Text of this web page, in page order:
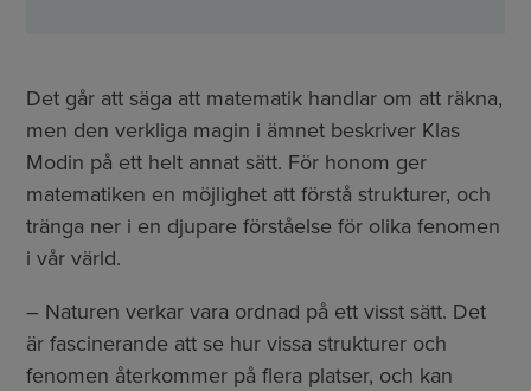
Det går att säga att matematik handlar om att räkna,
men den verkliga magin i ämnet beskriver Klas
Modin på ett helt annat sätt. För honom ger
matematiken en möjlighet att förstå strukturer, och
tränga ner i en djupare förståelse för olika fenomen
i vår värld.
– Naturen verkar vara ordnad på ett visst sätt. Det
är fascinerande att se hur vissa strukturer och
fenomen återkommer på flera platser, och kan